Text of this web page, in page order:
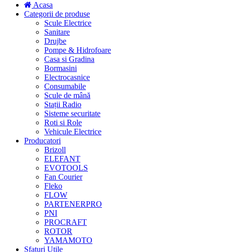
Acasa
Categorii de produse
Scule Electrice
Sanitare
Drujbe
Pompe & Hidrofoare
Casa si Gradina
Bormasini
Electrocasnice
Consumabile
Scule de mână
Stații Radio
Sisteme securitate
Roti si Role
Vehicule Electrice
Producatori
Brizoll
ELEFANT
EVOTOOLS
Fan Courier
Fleko
FLOW
PARTENERPRO
PNI
PROCRAFT
ROTOR
YAMAMOTO
Sfaturi Utile